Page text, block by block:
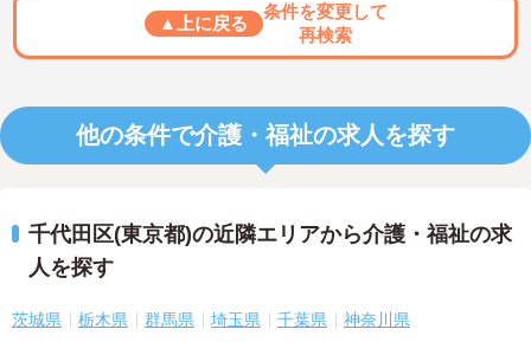
▲上に戻る
条件を変更して
再検索
他の条件で介護・福祉の求人を探す
千代田区(東京都)の近隣エリアから介護・福祉の求
人を探す
茨城県 栃木県 群馬県 埼玉県 千葉県 神奈川県